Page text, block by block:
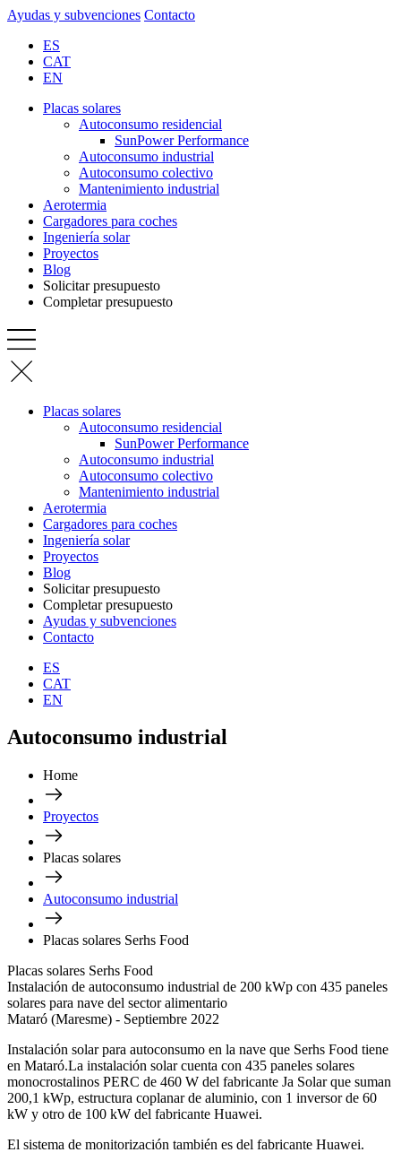
Ayudas y subvenciones Contacto
ES
CAT
EN
Placas solares
Autoconsumo residencial
SunPower Performance
Autoconsumo industrial
Autoconsumo colectivo
Mantenimiento industrial
Aerotermia
Cargadores para coches
Ingeniería solar
Proyectos
Blog
Solicitar presupuesto
Completar presupuesto
Placas solares
Autoconsumo residencial
SunPower Performance
Autoconsumo industrial
Autoconsumo colectivo
Mantenimiento industrial
Aerotermia
Cargadores para coches
Ingeniería solar
Proyectos
Blog
Solicitar presupuesto
Completar presupuesto
Ayudas y subvenciones
Contacto
ES
CAT
EN
Autoconsumo industrial
Home
Proyectos
Placas solares
Autoconsumo industrial
Placas solares Serhs Food
Placas solares Serhs Food
Instalación de autoconsumo industrial de 200 kWp con 435 paneles
solares para nave del sector alimentario
Mataró (Maresme) - Septiembre 2022
Instalación solar para autoconsumo en la nave que Serhs Food tiene
en Mataró.La instalación solar cuenta con 435 paneles solares
monocrostalinos PERC de 460 W del fabricante Ja Solar que suman
200,1 kWp, estructura coplanar de aluminio, con 1 inversor de 60
kW y otro de 100 kW del fabricante Huawei.
El sistema de monitorización también es del fabricante Huawei.